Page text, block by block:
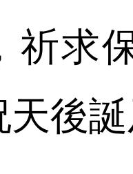
祈求
天後